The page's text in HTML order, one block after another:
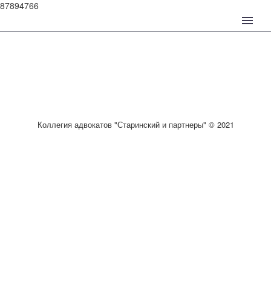
87894766
Коллегия адвокатов "Старинский и партнеры" © 2021